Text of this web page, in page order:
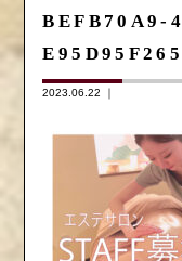
BEFB70A9-
2023.06.22 ｜